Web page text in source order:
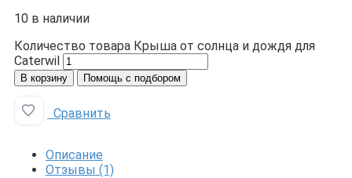
10 в наличии
Количество товара Крыша от солнца и дождя для
Caterwil
В корзину Помощь с подбором
Добавить в избранное
Сравнить
Описание
Отзывы (1)